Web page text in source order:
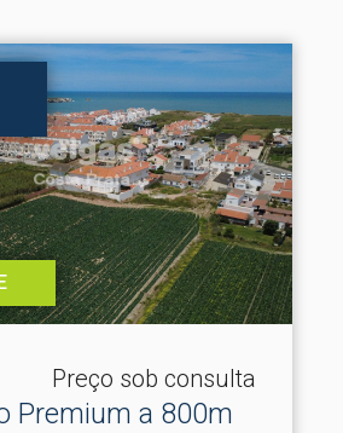
Preço sob consulta
Premium a 800m